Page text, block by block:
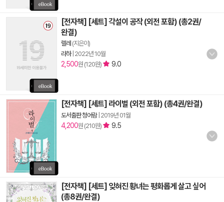
[전자책] [세트] 각설이 공작 (외전 포함) (총2권/
완결)
렐레 (지은이)
라하| 2022년 10월
2,500원 (120원) 9.0
[전자책] [세트] 라이벌 (외전 포함) (총4권/완결)
도서출판 청어람| 2019년 01월
4,200원 (210원) 9.5
[전자책] [세트] 잊혀진 황녀는 평화롭게 살고 싶어
(총8권/완결)